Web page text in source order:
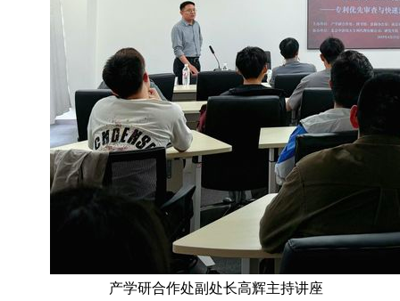
产学研合作处副处长高辉主持讲座